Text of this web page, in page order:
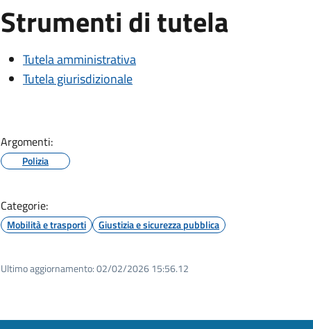
Strumenti di tutela
Tutela amministrativa
Tutela giurisdizionale
Argomenti:
Polizia
Categorie:
Mobilità e trasporti Giustizia e sicurezza pubblica
Ultimo aggiornamento:02/02/2026 15:56.12